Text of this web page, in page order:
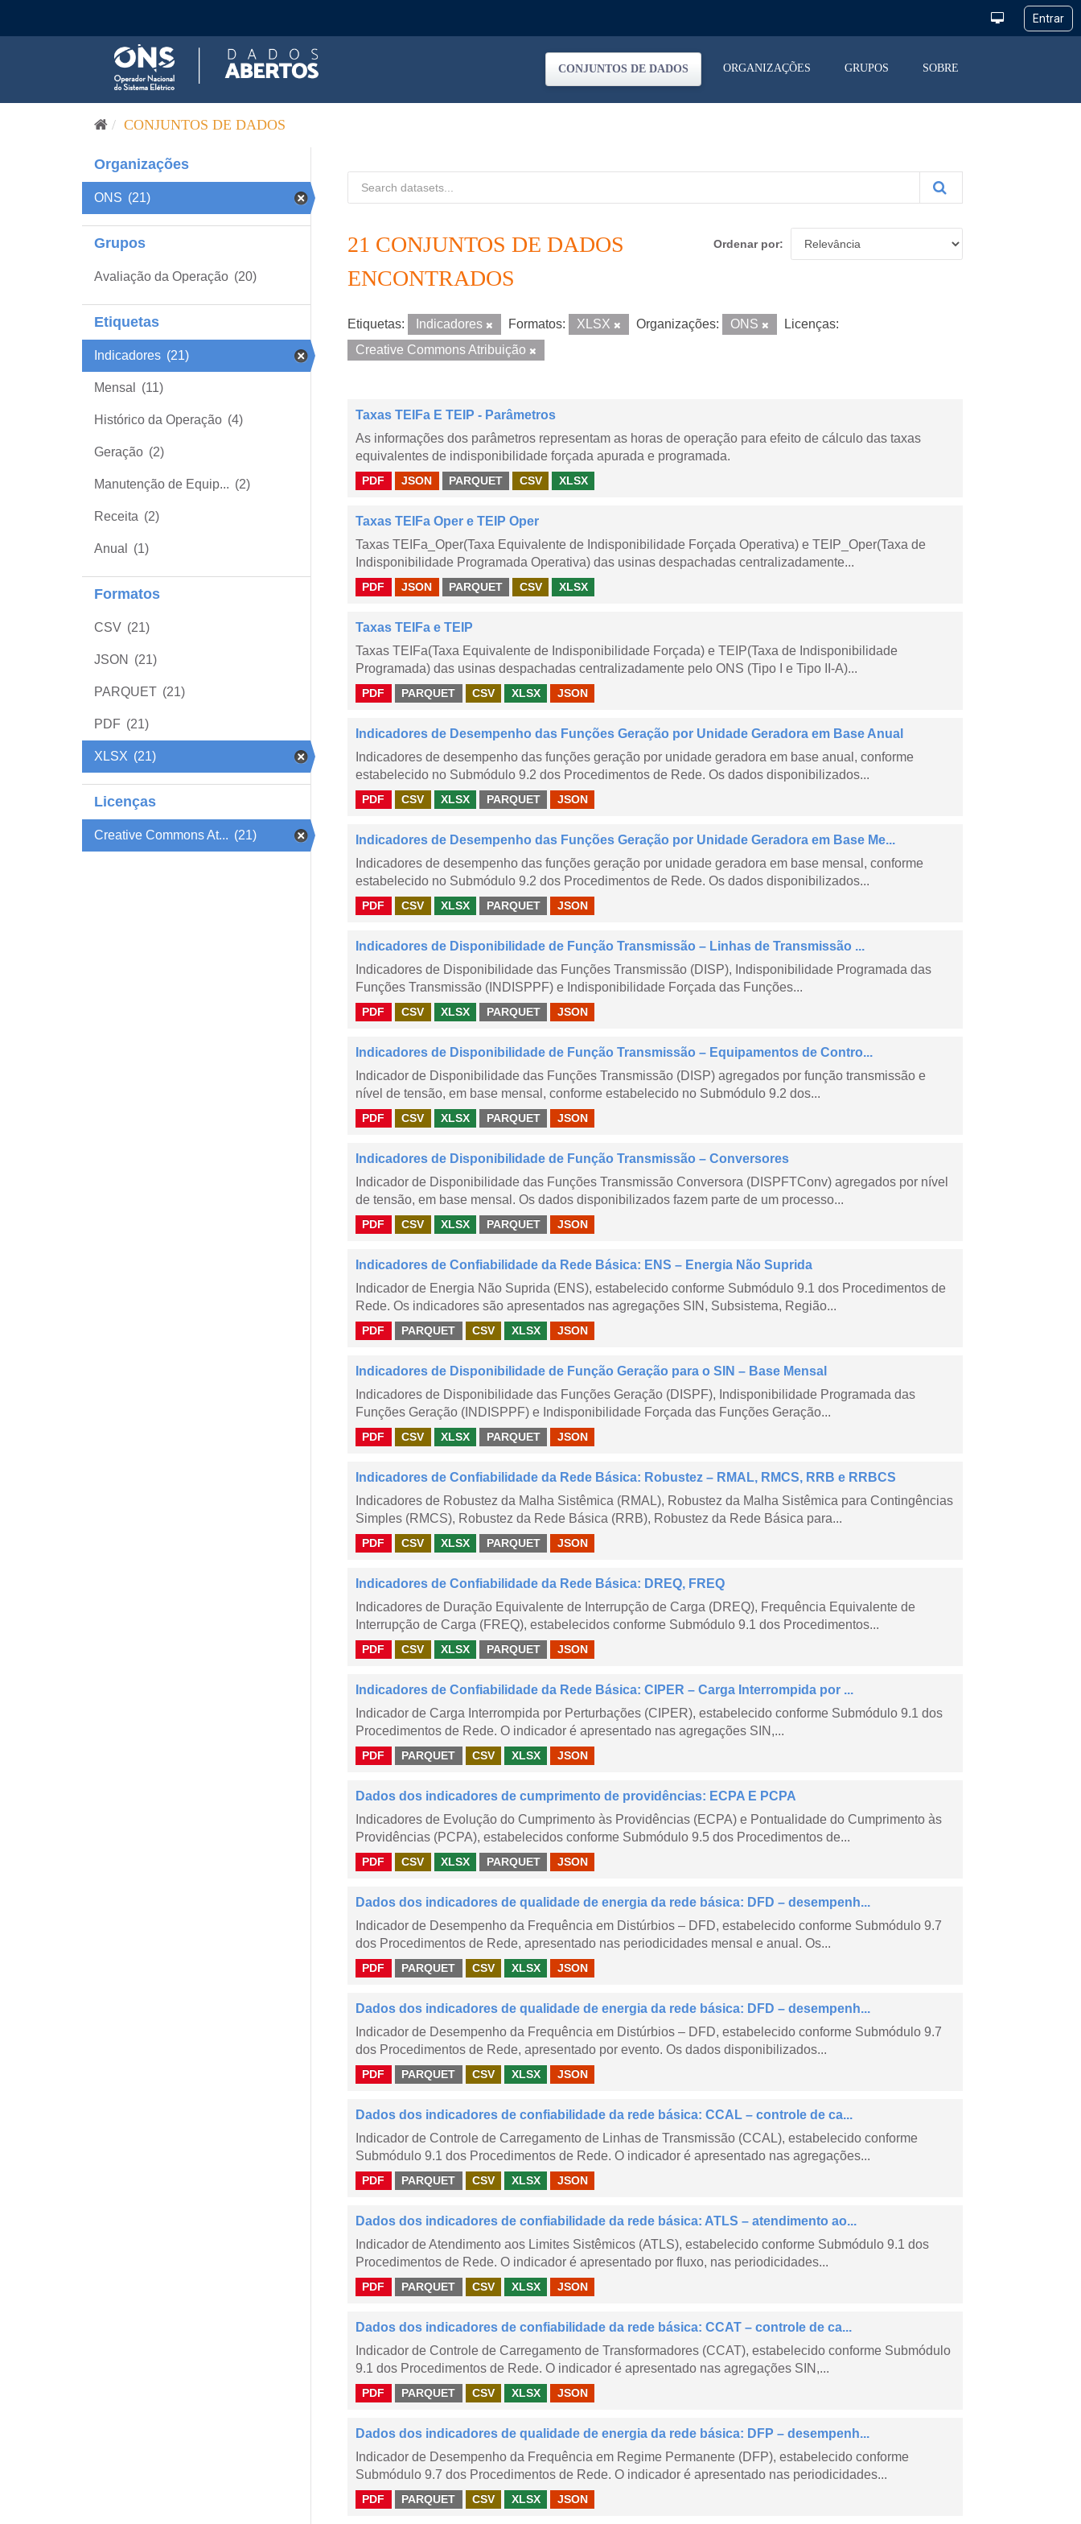
CONJUNTOS DE DADOS ORGANIZAÇÕES GRUPOS SOBRE
CONJUNTOS DE DADOS
Organizações
ONS (21)
Grupos
Avaliação da Operação (20)
Etiquetas
Indicadores (21)
Mensal (11)
Histórico da Operação (4)
Geração (2)
Manutenção de Equip... (2)
Receita (2)
Anual (1)
Formatos
CSV (21)
JSON (21)
PARQUET (21)
PDF (21)
XLSX (21)
Licenças
Creative Commons At... (21)
Ordenar por
21 CONJUNTOS DE DADOS
ENCONTRADOS
Etiquetas: Indicadores Formatos: XLSX Organizações: ONS
Licenças:
Creative Commons Atribuição
Taxas TEIFa E TEIP - Parâmetros
As informações dos parâmetros representam as horas de operação para efeito de cálculo das taxas
equivalentes de indisponibilidade forçada apurada e programada.
PDF JSON PARQUET CSV XLSX
Taxas TEIFa Oper e TEIP Oper
Taxas TEIFa_Oper(Taxa Equivalente de Indisponibilidade Forçada Operativa) e TEIP_Oper(Taxa de
Indisponibilidade Programada Operativa) das usinas despachadas centralizadamente...
PDF JSON PARQUET CSV XLSX
Taxas TEIFa e TEIP
Taxas TEIFa(Taxa Equivalente de Indisponibilidade Forçada) e TEIP(Taxa de Indisponibilidade
Programada) das usinas despachadas centralizadamente pelo ONS (Tipo I e Tipo II-A)...
PDF PARQUET CSV XLSX JSON
Indicadores de Desempenho das Funções Geração por Unidade Geradora em Base Anual
Indicadores de desempenho das funções geração por unidade geradora em base anual, conforme
estabelecido no Submódulo 9.2 dos Procedimentos de Rede. Os dados disponibilizados...
PDF CSV XLSX PARQUET JSON
Indicadores de Desempenho das Funções Geração por Unidade Geradora em Base Me...
Indicadores de desempenho das funções geração por unidade geradora em base mensal, conforme
estabelecido no Submódulo 9.2 dos Procedimentos de Rede. Os dados disponibilizados...
PDF CSV XLSX PARQUET JSON
Indicadores de Disponibilidade de Função Transmissão – Linhas de Transmissão ...
Indicadores de Disponibilidade das Funções Transmissão (DISP), Indisponibilidade Programada das
Funções Transmissão (INDISPPF) e Indisponibilidade Forçada das Funções...
PDF CSV XLSX PARQUET JSON
Indicadores de Disponibilidade de Função Transmissão – Equipamentos de Contro...
Indicador de Disponibilidade das Funções Transmissão (DISP) agregados por função transmissão e
nível de tensão, em base mensal, conforme estabelecido no Submódulo 9.2 dos...
PDF CSV XLSX PARQUET JSON
Indicadores de Disponibilidade de Função Transmissão – Conversores
Indicador de Disponibilidade das Funções Transmissão Conversora (DISPFTConv) agregados por nível
de tensão, em base mensal. Os dados disponibilizados fazem parte de um processo...
PDF CSV XLSX PARQUET JSON
Indicadores de Confiabilidade da Rede Básica: ENS – Energia Não Suprida
Indicador de Energia Não Suprida (ENS), estabelecido conforme Submódulo 9.1 dos Procedimentos de
Rede. Os indicadores são apresentados nas agregações SIN, Subsistema, Região...
PDF PARQUET CSV XLSX JSON
Indicadores de Disponibilidade de Função Geração para o SIN – Base Mensal
Indicadores de Disponibilidade das Funções Geração (DISPF), Indisponibilidade Programada das
Funções Geração (INDISPPF) e Indisponibilidade Forçada das Funções Geração...
PDF CSV XLSX PARQUET JSON
Indicadores de Confiabilidade da Rede Básica: Robustez – RMAL, RMCS, RRB e RRBCS
Indicadores de Robustez da Malha Sistêmica (RMAL), Robustez da Malha Sistêmica para Contingências
Simples (RMCS), Robustez da Rede Básica (RRB), Robustez da Rede Básica para...
PDF CSV XLSX PARQUET JSON
Indicadores de Confiabilidade da Rede Básica: DREQ, FREQ
Indicadores de Duração Equivalente de Interrupção de Carga (DREQ), Frequência Equivalente de
Interrupção de Carga (FREQ), estabelecidos conforme Submódulo 9.1 dos Procedimentos...
PDF CSV XLSX PARQUET JSON
Indicadores de Confiabilidade da Rede Básica: CIPER – Carga Interrompida por ...
Indicador de Carga Interrompida por Perturbações (CIPER), estabelecido conforme Submódulo 9.1 dos
Procedimentos de Rede. O indicador é apresentado nas agregações SIN,...
PDF PARQUET CSV XLSX JSON
Dados dos indicadores de cumprimento de providências: ECPA E PCPA
Indicadores de Evolução do Cumprimento às Providências (ECPA) e Pontualidade do Cumprimento às
Providências (PCPA), estabelecidos conforme Submódulo 9.5 dos Procedimentos de...
PDF CSV XLSX PARQUET JSON
Dados dos indicadores de qualidade de energia da rede básica: DFD – desempenh...
Indicador de Desempenho da Frequência em Distúrbios – DFD, estabelecido conforme Submódulo 9.7
dos Procedimentos de Rede, apresentado nas periodicidades mensal e anual. Os...
PDF PARQUET CSV XLSX JSON
Dados dos indicadores de qualidade de energia da rede básica: DFD – desempenh...
Indicador de Desempenho da Frequência em Distúrbios – DFD, estabelecido conforme Submódulo 9.7
dos Procedimentos de Rede, apresentado por evento. Os dados disponibilizados...
PDF PARQUET CSV XLSX JSON
Dados dos indicadores de confiabilidade da rede básica: CCAL – controle de ca...
Indicador de Controle de Carregamento de Linhas de Transmissão (CCAL), estabelecido conforme
Submódulo 9.1 dos Procedimentos de Rede. O indicador é apresentado nas agregações...
PDF PARQUET CSV XLSX JSON
Dados dos indicadores de confiabilidade da rede básica: ATLS – atendimento ao...
Indicador de Atendimento aos Limites Sistêmicos (ATLS), estabelecido conforme Submódulo 9.1 dos
Procedimentos de Rede. O indicador é apresentado por fluxo, nas periodicidades...
PDF PARQUET CSV XLSX JSON
Dados dos indicadores de confiabilidade da rede básica: CCAT – controle de ca...
Indicador de Controle de Carregamento de Transformadores (CCAT), estabelecido conforme Submódulo
9.1 dos Procedimentos de Rede. O indicador é apresentado nas agregações SIN,...
PDF PARQUET CSV XLSX JSON
Dados dos indicadores de qualidade de energia da rede básica: DFP – desempenh...
Indicador de Desempenho da Frequência em Regime Permanente (DFP), estabelecido conforme
Submódulo 9.7 dos Procedimentos de Rede. O indicador é apresentado nas periodicidades...
PDF PARQUET CSV XLSX JSON